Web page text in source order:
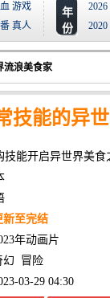
游戏
真人
年
份
2026
2020
流浪美食家
技能的异
能开启异世界美食
新至完结
年动画片
幻
冒险
03-29 04:30